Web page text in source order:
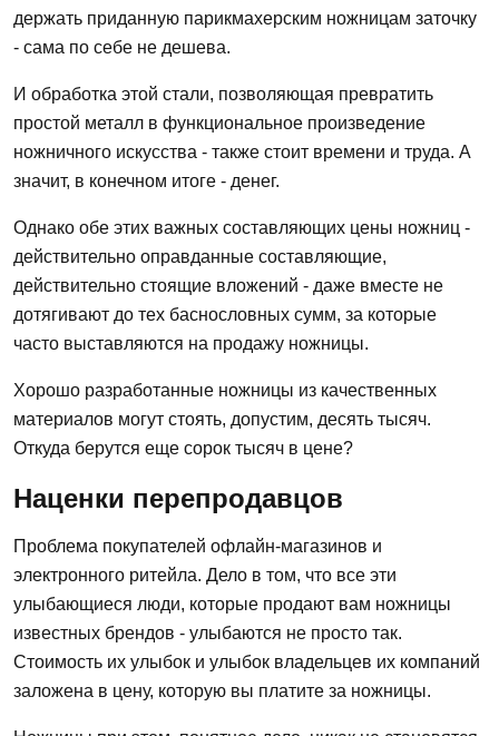
держать приданную парикмахерским ножницам заточку
- сама по себе не дешева.
И обработка этой стали, позволяющая превратить
простой металл в функциональное произведение
ножничного искусства - также стоит времени и труда. А
значит, в конечном итоге - денег.
Однако обе этих важных составляющих цены ножниц -
действительно оправданные составляющие,
действительно стоящие вложений - даже вместе не
дотягивают до тех баснословных сумм, за которые
часто выставляются на продажу ножницы.
Хорошо разработанные ножницы из качественных
материалов могут стоять, допустим, десять тысяч.
Откуда берутся еще сорок тысяч в цене?
Наценки перепродавцов
Проблема покупателей офлайн-магазинов и
электронного ритейла. Дело в том, что все эти
улыбающиеся люди, которые продают вам ножницы
известных брендов - улыбаются не просто так.
Стоимость их улыбок и улыбок владельцев их компаний
заложена в цену, которую вы платите за ножницы.